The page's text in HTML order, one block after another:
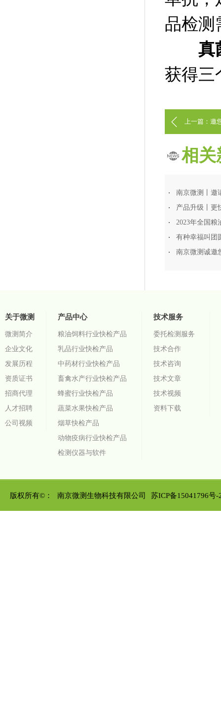
品检测
真
获得三
上一篇：邀
相关
2023年全国粮
有种幸福叫团
南京微测诚邀
关于微测
微测简介
企业文化
发展历程
资质证书
招商代理
人才招聘
公司视频
产品中心
粮油饲料行业快检产品
乳品行业快检产品
中药材行业快检产品
畜禽水产行业快检产品
蜂蜜行业快检产品
蔬菜水果快检产品
烟草快检产品
动物疫病行业快检产品
检测仪器与软件
技术服务
委托检测服务
技术合作
技术咨询
技术文章
技术视频
资料下载
版权所有©： 南京微测生物科技有限公司 苏ICP备15041796号-